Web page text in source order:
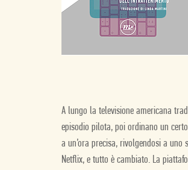
A lungo la televisione americana
episodio pilota, poi ordinano un
a un’ora precisa, rivolgendosi a
Netflix, e tutto è cambiato. La